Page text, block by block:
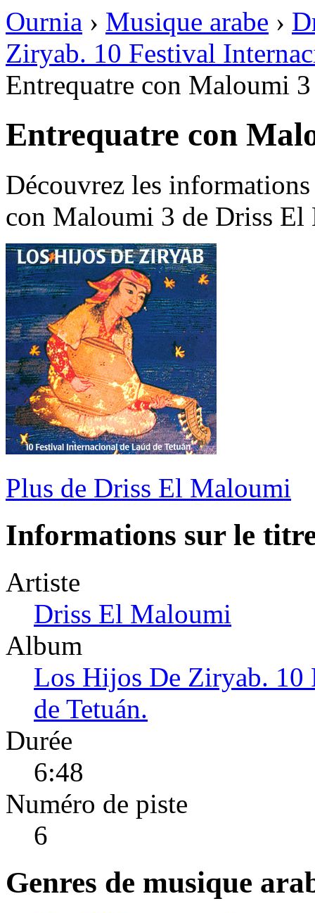
Ournia › Musique arabe ›
Ziryab. 10 Festival
Entrequatre con Maloumi 3
Entrequatre con
Découvrez les
con Maloumi 3 de Driss
Plus de Driss El Maloumi
Informations sur le
Artiste
Driss El Maloumi
Album
Los Hijos De Ziryab. 10
de Tetuán.
Durée
6:48
Numéro de piste
6
Genres de musique